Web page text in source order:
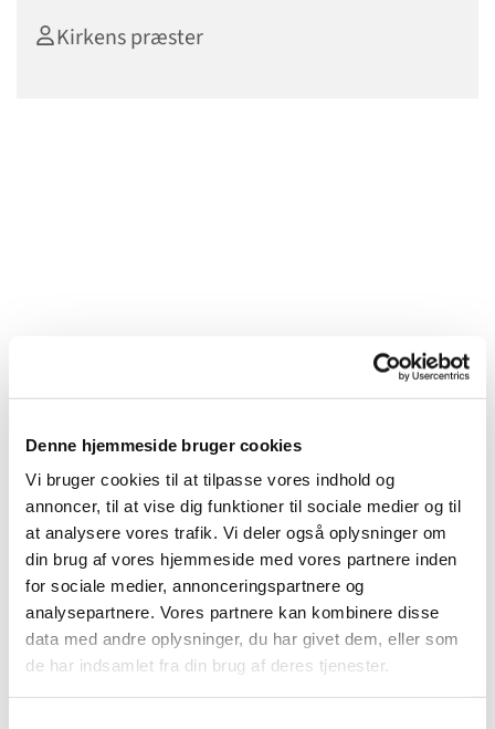
Denne hjemmeside bruger cookies
Vi bruger cookies til at tilpasse vores indhold og
annoncer, til at vise dig funktioner til sociale medier og til
at analysere vores trafik. Vi deler også oplysninger om
din brug af vores hjemmeside med vores partnere inden
for sociale medier, annonceringspartnere og
analysepartnere. Vores partnere kan kombinere disse
data med andre oplysninger, du har givet dem, eller som
de har indsamlet fra din brug af deres tjenester.
Kirkens præster
Du vil måske også kunne lide...